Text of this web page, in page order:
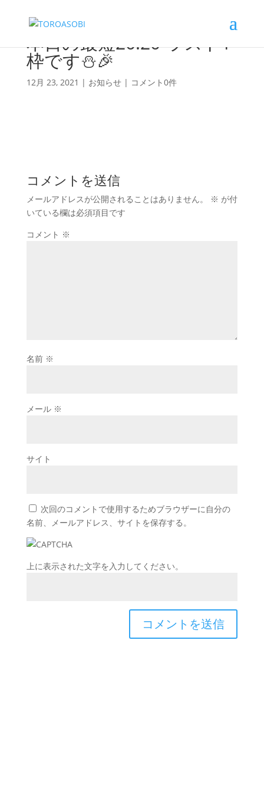
本日の最短20:20-ラスト1
枠です⛄️🎉
12月 23, 2021 | お知らせ| コメント0件
コメントを送信
メールアドレスが公開されることはありません。 ※ が付
いている欄は必須項目です
コメント ※
名前 ※
メール ※
サイト
次回のコメントで使用するためブラウザーに自分の
名前、メールアドレス、サイトを保存する。
上に表示された文字を入力してください。